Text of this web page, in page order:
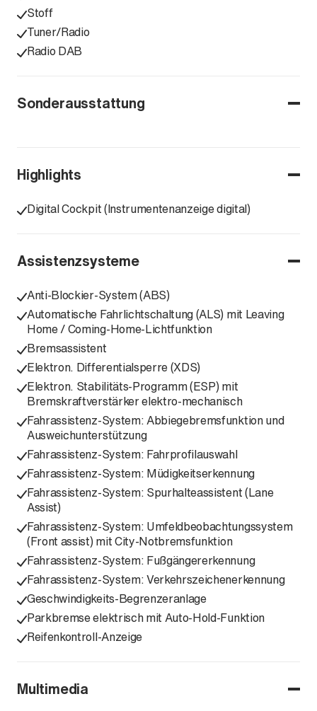
Stoff
Tuner/Radio
Radio DAB
Sonderausstattung
Highlights
Digital Cockpit (Instrumentenanzeige digital)
Assistenzsysteme
Anti-Blockier-System (ABS)
Automatische Fahrlichtschaltung (ALS) mit Leaving
Home / Coming-Home-Lichtfunktion
Bremsassistent
Elektron. Differentialsperre (XDS)
Elektron. Stabilitäts-Programm (ESP) mit
Bremskraftverstärker elektro-mechanisch
Fahrassistenz-System: Abbiegebremsfunktion und
Ausweichunterstützung
Fahrassistenz-System: Fahrprofilauswahl
Fahrassistenz-System: Müdigkeitserkennung
Fahrassistenz-System: Spurhalteassistent (Lane
Assist)
Fahrassistenz-System: Umfeldbeobachtungssystem
(Front assist) mit City-Notbremsfunktion
Fahrassistenz-System: Fußgängererkennung
Fahrassistenz-System: Verkehrszeichenerkennung
Geschwindigkeits-Begrenzeranlage
Parkbremse elektrisch mit Auto-Hold-Funktion
Reifenkontroll-Anzeige
Multimedia